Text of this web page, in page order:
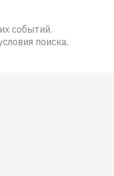
событий.
поиска.